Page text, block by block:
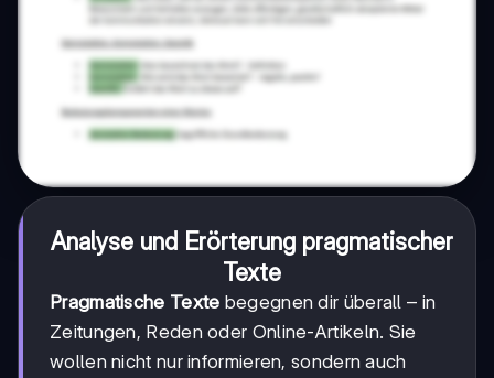
Analyse und Erörterung pragmatischer
Texte
Pragmatische Texte begegnen dir überall – in
Zeitungen, Reden oder Online-Artikeln. Sie
wollen nicht nur informieren, sondern auch